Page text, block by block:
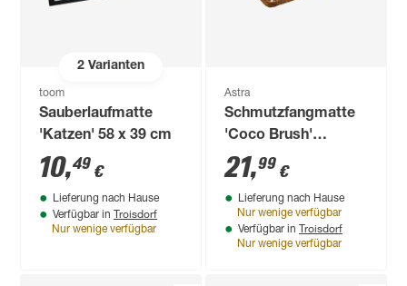
2Varianten
toom
Sauberlaufmatte
'Katzen' 58 x 39 cm
10,49 €
Lieferung nach Hause
Verfügbar in Troisdorf
Nur wenige verfügbar
Astra
Schmutzfangmatte
'Coco Brush'
naturfarben 40 x 60
cm
21,99 €
Lieferung nach Hause
Nur wenige verfügbar
Verfügbar in Troisdorf
Nur wenige verfügbar